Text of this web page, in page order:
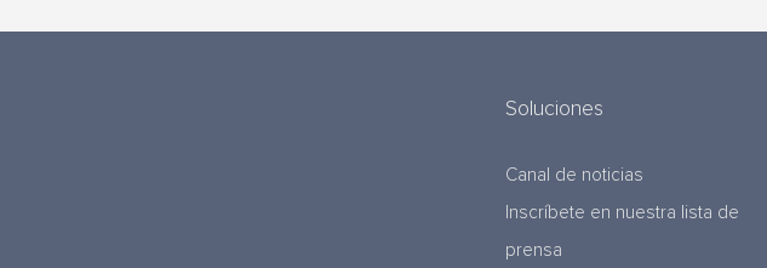
Soluciones
Canal de noticias
Inscríbete en nuestra lista de
prensa